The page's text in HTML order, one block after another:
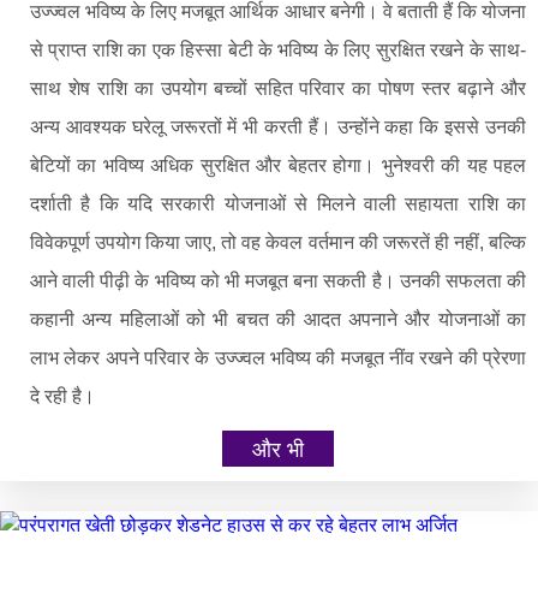
उज्ज्वल भविष्य के लिए मजबूत आर्थिक आधार बनेगी। वे बताती हैं कि योजना
से प्राप्त राशि का एक हिस्सा बेटी के भविष्य के लिए सुरक्षित रखने के साथ-
साथ शेष राशि का उपयोग बच्चों सहित परिवार का पोषण स्तर बढ़ाने और
अन्य आवश्यक घरेलू जरूरतों में भी करती हैं। उन्होंने कहा कि इससे उनकी
बेटियों का भविष्य अधिक सुरक्षित और बेहतर होगा। भुनेश्वरी की यह पहल
दर्शाती है कि यदि सरकारी योजनाओं से मिलने वाली सहायता राशि का
विवेकपूर्ण उपयोग किया जाए, तो वह केवल वर्तमान की जरूरतें ही नहीं, बल्कि
आने वाली पीढ़ी के भविष्य को भी मजबूत बना सकती है। उनकी सफलता की
कहानी अन्य महिलाओं को भी बचत की आदत अपनाने और योजनाओं का
लाभ लेकर अपने परिवार के उज्ज्वल भविष्य की मजबूत नींव रखने की प्रेरणा
दे रही है।
और भी